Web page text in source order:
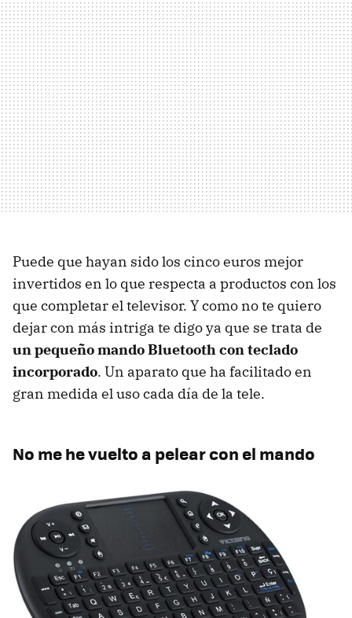
Puede que hayan sido los cinco euros mejor
invertidos en lo que respecta a productos con los
que completar el televisor. Y como no te quiero
dejar con más intriga te digo ya que se trata de
un pequeño mando Bluetooth con teclado
incorporado. Un aparato que ha facilitado en
gran medida el uso cada día de la tele.
No me he vuelto a pelear con el mando